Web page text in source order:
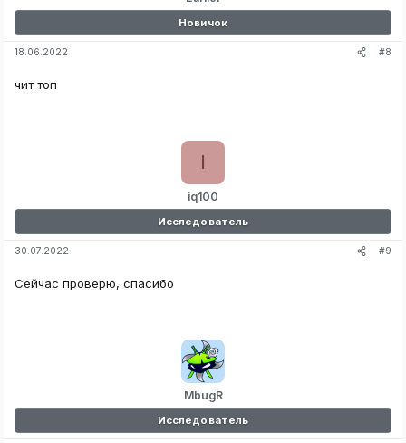
Новичок
18.06.2022 #8
чит топ
iq100
I
Исследователь
30.07.2022 #9
Сейчас проверю, спасибо
MbugR
Исследователь